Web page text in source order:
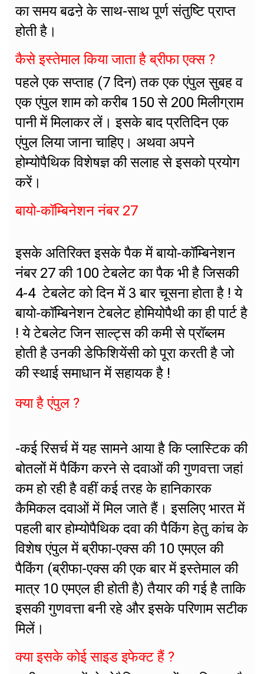
का समय बढऩे के साथ-साथ पूर्ण संतुष्टि प्राप्त
होती है।
कैसे इस्तेमाल किया जाता है ब्रीफा एक्स ?
पहले एक सप्ताह (7 दिन) तक एक एंपुल सुबह व
एक एंपुल शाम को करीब 150 से 200 मिलीग्राम
पानी में मिलाकर लें। इसके बाद प्रतिदिन एक
एंपुल लिया जाना चाहिए। अथवा अपने
होम्योपैथिक विशेषज्ञ की सलाह से इसको प्रयोग
करें।
बायो-कॉम्बिनेशन नंबर 27
इसके अतिरिक्त इसके पैक में बायो-कॉम्बिनेशन
नंबर 27 की 100 टेबलेट का पैक भी है जिसकी
4-4 टेबलेट को दिन में 3 बार चूसना होता है ! ये
बायो-कॉम्बिनेशन टेबलेट होमियोपैथी का ही पार्ट है
! ये टेबलेट जिन साल्ट्स की कमी से प्रॉब्लम
होती है उनकी डेफिशियेंसी को पूरा करती है जो
की स्थाई समाधान में सहायक है !
क्या है एंपुल ?
-कई रिसर्च में यह सामने आया है कि प्लास्टिक की
बोतलों में पैकिंग करने से दवाओं की गुणवत्ता जहां
कम हो रही है वहीं कई तरह के हानिकारक
कैमिकल दवाओं में मिल जाते हैं। इसलिए भारत में
पहली बार होम्योपैथिक दवा की पैकिंग हेतु कांच के
विशेष एंपुल में ब्रीफा-एक्स की 10 एमएल की
पैकिंग (ब्रीफा-एक्स की एक बार में इस्तेमाल की
मात्र 10 एमएल ही होती है) तैयार की गई है ताकि
इसकी गुणवत्ता बनी रहे और इसके परिणाम सटीक
मिलें।
क्या इसके कोई साइड इफेक्ट हैं ?